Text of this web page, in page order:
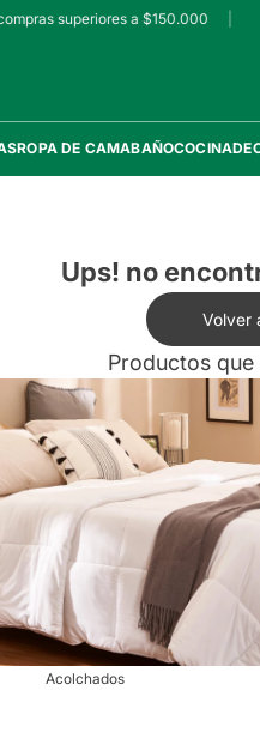
superiores a $150.000
ROPA DE CAMABAÑOCOCINA
Ups! no
Volver
Productos
Acolchados